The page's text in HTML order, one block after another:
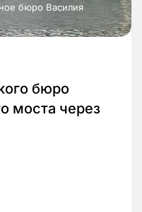
бюро Василия
бюро
моста через